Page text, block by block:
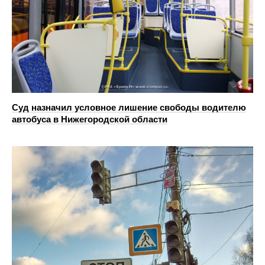
Суд назначил условное лишение свободы водителю
автобуса в Нижегородской области